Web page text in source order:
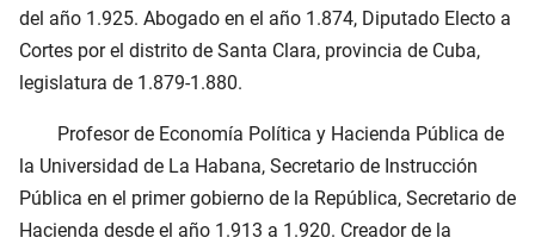
del año 1.925. Abogado en el año 1.874, Diputado Electo a
Cortes por el distrito de Santa Clara, provincia de Cuba,
legislatura de 1.879-1.880.
Profesor de Economía Política y Hacienda Pública de
la Universidad de La Habana, Secretario de Instrucción
Pública en el primer gobierno de la República, Secretario de
Hacienda desde el año 1.913 a 1.920. Creador de la